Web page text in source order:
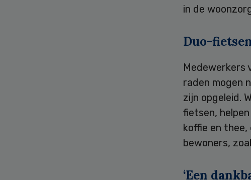
in de
Duo-
Medewerkers
raden mogen
zijn opgeleid.
fietsen,
koffie en
bewoners,
‘Een